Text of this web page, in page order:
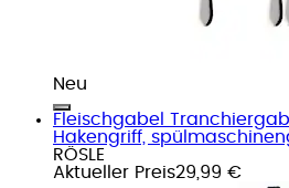
Neu
Fleischgabel
Hakengriff,
RÖSLE
Aktueller Preis29,99 €